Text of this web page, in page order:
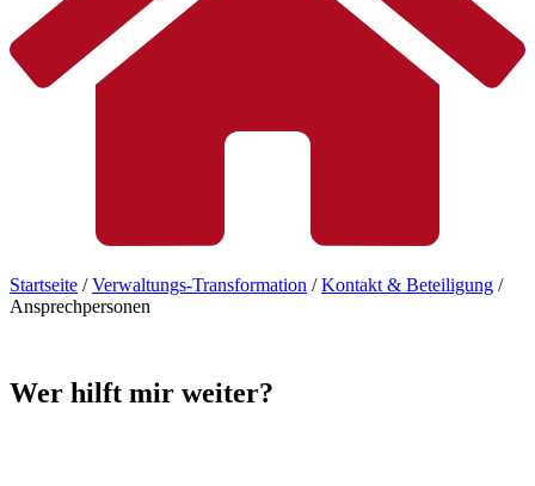
Startseite /Verwaltungs-Transformation /Kontakt & Beteiligung /
Ansprechpersonen
Wer hilft mir weiter?